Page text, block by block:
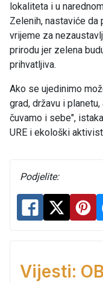
lokaliteta i u
Zelenih, nastaviće da
vrijeme za
prirodu jer zelena
prihvatljiva.
Ako se ujedinimo
grad, državu i
čuvamo i sebe",
URE i ekološki
Podjelite:
Vijesti: